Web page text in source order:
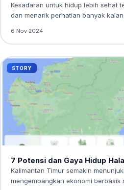
Kesadaran untuk hidup lebih sehat
dan menarik perhatian banyak
6 Nov 2024
STORY
7 Potensi dan Gaya Hidup
Kalimantan Timur semakin
mengembangkan ekonomi berbasis